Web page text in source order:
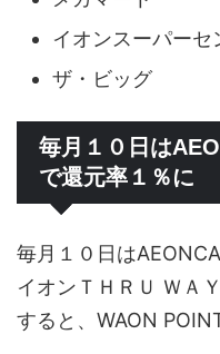
イオンスーパーセ
ザ・ビッグ
毎月１０日は
で還元率１％に
毎月１０日は
イオンＴＨＲＵ ＷＡ
すると、WAON